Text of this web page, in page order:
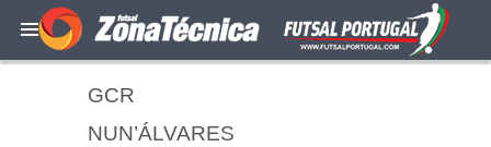
GCR
NUN’ÁLVARES